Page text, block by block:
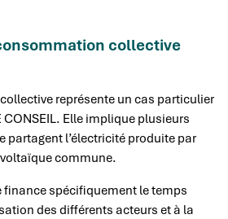
collective
représente un cas particulier
Elle implique plusieurs
partagent l’électricité produite par
commune.
finance spécifiquement le temps
des différents acteurs et à la